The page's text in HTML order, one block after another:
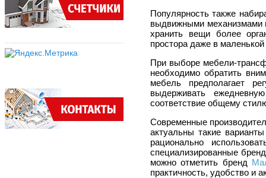
Популярность также
выдвижными механизмами
хранить вещи более
простора даже в маленькой
При выборе мебели-
необходимо обратить
мебель предполагает
выдерживать
соответствие общему
Современные
актуальны такие
рационально
специализированные
можно отметить бренд
практичность, удобство и